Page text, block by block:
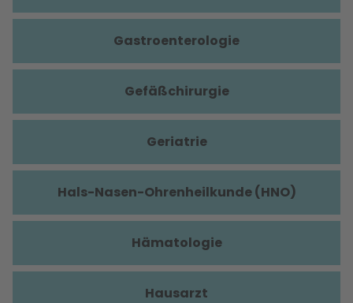
Gastroenterologie
Gefäßchirurgie
Geriatrie
Hals-Nasen-Ohrenheilkunde (HNO)
Hämatologie
Hausarzt